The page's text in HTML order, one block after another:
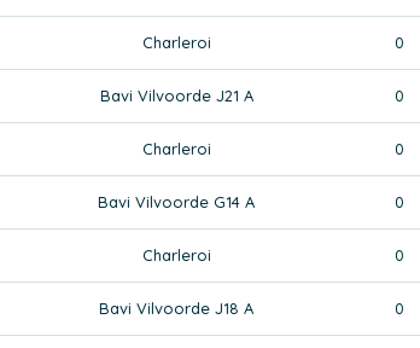
Charleroi 0
Bavi Vilvoorde J21 A 0
Charleroi 0
Bavi Vilvoorde G14 A 0
Charleroi 0
Bavi Vilvoorde J18 A 0